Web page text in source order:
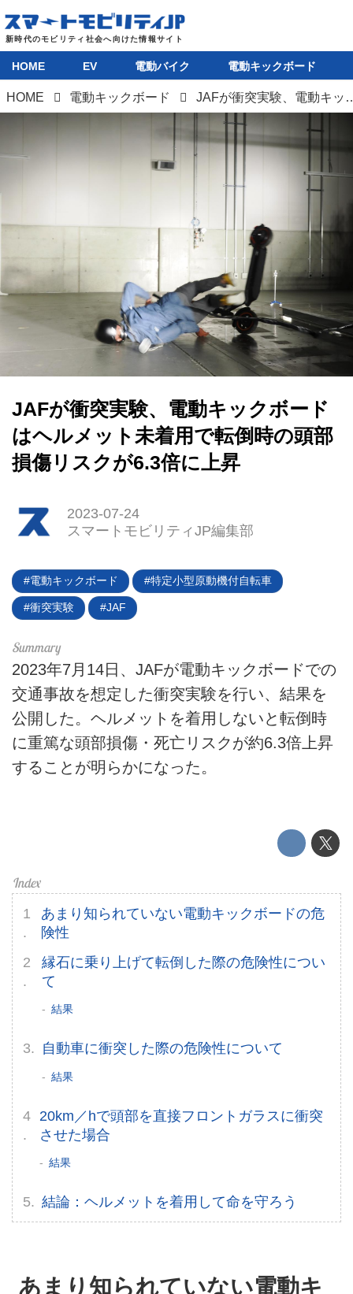
HOME
EV
電動バイク
このメディアについて
運営会社
広告掲載について
HOME EV 電動バイク 電動キックボード
HOME 電動キックボード JAFが衝突実験、電動キックボードは
JAFが衝突実験、電動キックボード
はヘルメット未着用で転倒時の頭部
損傷リスクが6.3倍に上昇
2023-07-24
スマートモビリティJP編集部
電動キックボード 特定小型原動機付自転車
衝突実験 JAF
2023年7月14日、JAFが電動キックボードでの
交通事故を想定した衝突実験を行い、結果を
公開した。ヘルメットを着用しないと転倒時
に重篤な頭部損傷・死亡リスクが約6.3倍上昇
することが明らかになった。
あまり知られていない電動キックボードの危
険性
縁石に乗り上げて転倒した際の危険性につい
て
結果
自動車に衝突した際の危険性について
結果
20km／hで頭部を直接フロントガラスに衝突
させた場合
結果
結論：ヘルメットを着用して命を守ろう
あまり知られていない電動キ